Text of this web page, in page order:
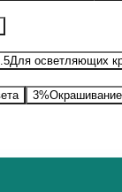
Для осветляющих
3%